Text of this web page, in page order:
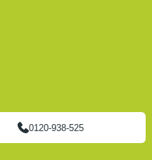
0120-938-525